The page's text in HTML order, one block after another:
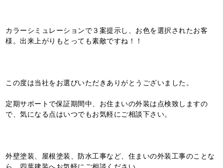
カラーシミュレーションで３案提示し、お色を選択されたお客
様。出来上がりもとっても素敵ですね！！
この度は当社をお選びいただきありがとうございました。
定期サポートで保証期間中、お住まいの外装は点検致しますの
で、気になる点はいつでもお気軽にご相談下さい。
外壁塗装、屋根塗装、防水工事など、住まいの外装工事のことな